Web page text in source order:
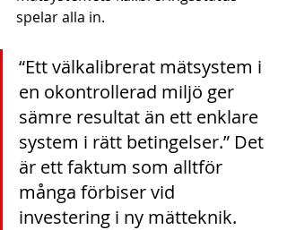
spelar alla in.
“Ett välkalibrerat mätsystem i
en okontrollerad miljö ger
sämre resultat än ett enklare
system i rätt betingelser.” Det
är ett faktum som alltför
många förbiser vid
investering i ny mätteknik.